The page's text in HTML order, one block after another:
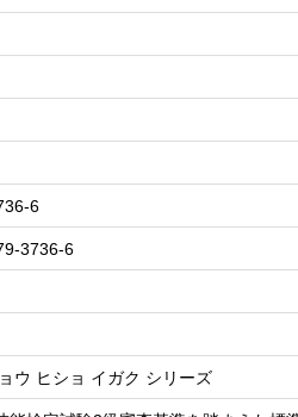
6
3736-6
ウ ヒショ イガク シリーズ